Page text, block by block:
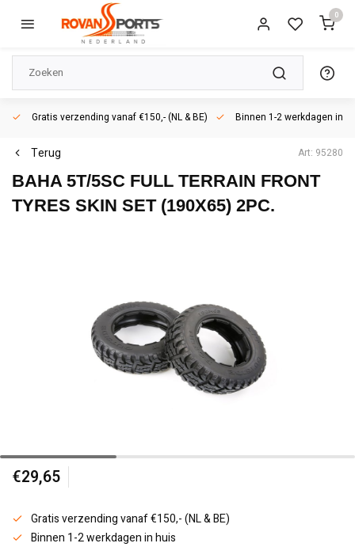
0
Gratis verzending vanaf €150,- (NL & BE) Binnen 1-2 werkdagen in
Terug Art: 95280
BAHA 5T/5SC FULL TERRAIN FRONT
TYRES SKIN SET (190X65) 2PC.
€29,65
Gratis verzending vanaf €150,- (NL & BE)
Binnen 1-2 werkdagen in huis